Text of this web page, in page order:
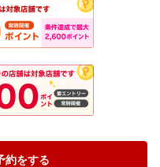
約をする